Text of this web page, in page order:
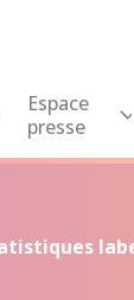
Espace
presse